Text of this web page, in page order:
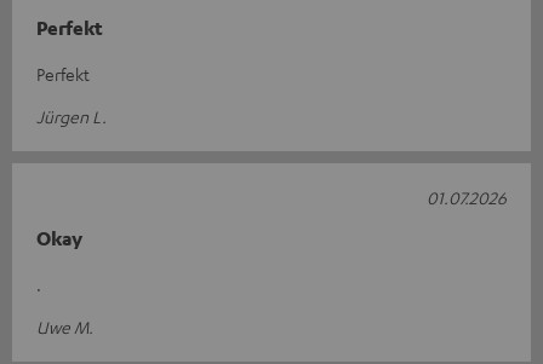
Perfekt
Perfekt
Jürgen L.
Okay
.
Uwe M.
01.07.2026